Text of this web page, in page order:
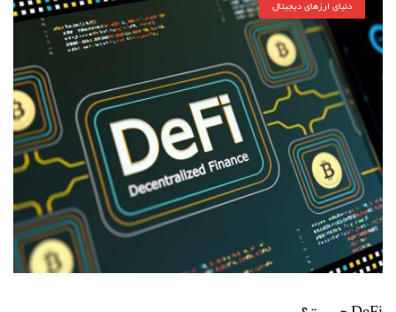
دنیای ارزهای دیجیتال